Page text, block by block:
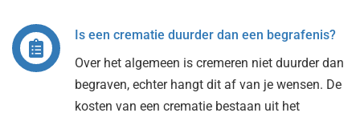
Is een crematie duurder dan een begrafenis?
Over het algemeen is cremeren niet duurder dan
begraven, echter hangt dit af van je wensen. De
kosten van een crematie bestaan uit het